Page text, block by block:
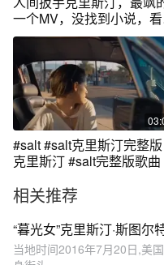
一个MV，没找到小说，
盛世美颜！
#salt #salt克里斯汀完整
克里斯汀 #salt完整版歌曲
相关推荐
“暮光女”克里斯汀·斯图尔
当地时间2016年7月20日,美